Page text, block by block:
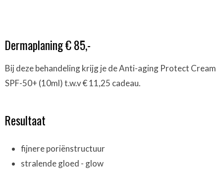
Dermaplaning € 85,-
Bij deze behandeling krijg je de Anti-aging Protect Cream
SPF-50+ (10ml) t.w.v € 11,25 cadeau.
Resultaat
fijnere poriënstructuur
stralende gloed - glow